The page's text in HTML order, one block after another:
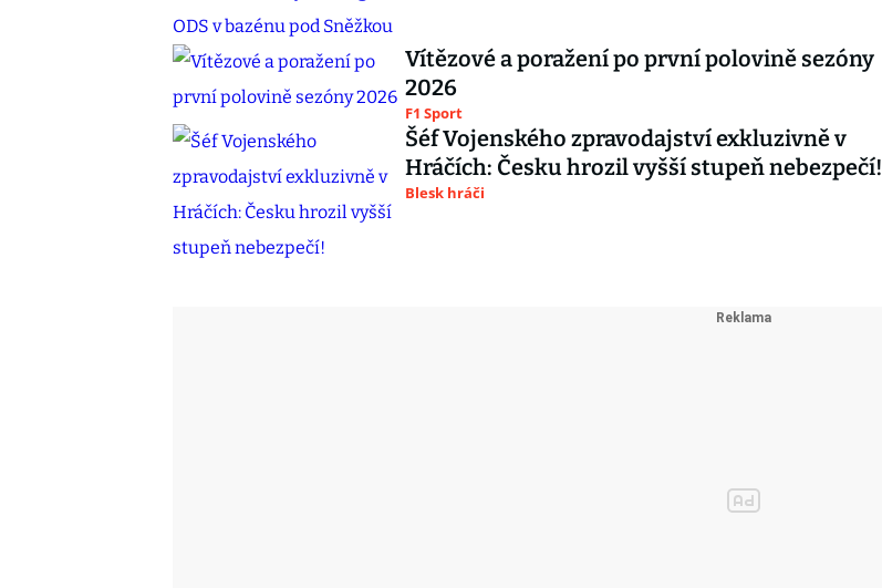
Vítězové a poražení po první polovině sezóny
2026
F1 Sport
Šéf Vojenského zpravodajství exkluzivně v
Hráčích: Česku hrozil vyšší stupeň nebezpečí!
Blesk hráči